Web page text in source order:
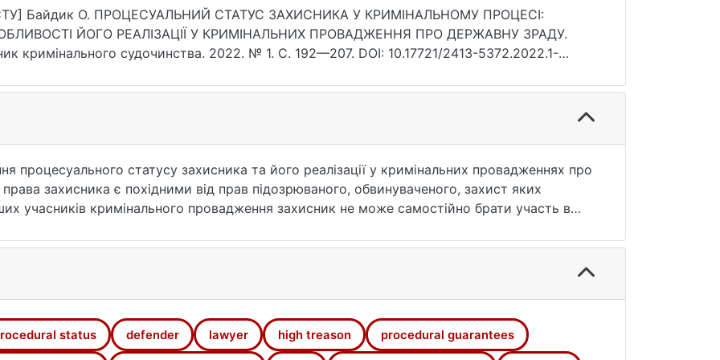
Байдик О. ПРОЦЕСУАЛЬНИЙ СТАТУС ЗАХИСНИКА У КРИМІНАЛЬНОМУ ПРОЦЕСІ:
ЙОГО РЕАЛІЗАЦІЇ У КРИМІНАЛЬНИХ ПРОВАДЖЕННЯ ПРО ДЕРЖАВНУ ЗРАДУ.
кримінального судочинства. 2022. № 1. С. 192—207. DOI: 10.17721/2413-5372.2022.1-
процесуального статусу захисника та його реалізації у кримінальних провадженнях про
захисника є похідними від прав підозрюваного, обвинуваченого, захист яких
учасників кримінального провадження захисник не може самостійно брати участь в
функцію захисника, є адвокат, відомості про якого внесено до Єдиного реєстру
про зупинення або припинення права на зайняття адвокатською діяльністю).
справедливого правосуддя, захисті прав, свобод і законних інтересів особи в
ефективного здійснення функції захисту належить професійному учаснику виконання
посилити змагальні засади кримінального процесу, розширивши повноваження
введенням до чинного КПК інституту адвокатського розслідування. Доводиться, що
status defender lawyer high treason procedural guarantees